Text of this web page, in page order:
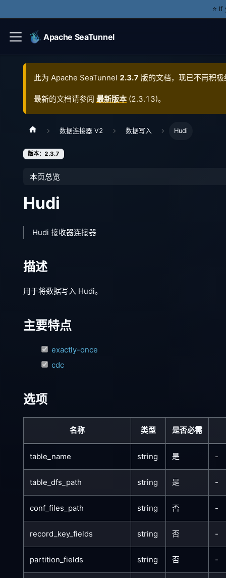
⭐️
Apache SeaTunnel
此为 Apache SeaTunnel 2.3.7 版的文档，现已不再积
最新的文档请参阅 最新版本 (2.3.13)。
数据连接器 V2 数据写入 Hudi
版本：2.3.7
本页总览
Hudi
Hudi 接收器连接器
描述
用于将数据写入 Hudi。
主要特点
exactly-once
cdc
选项
名称 类型 是否必需
table_name string 是 -
table_dfs_path string 是 -
conf_files_path string 否 -
record_key_fields string 否 -
partition_fields string 否 -